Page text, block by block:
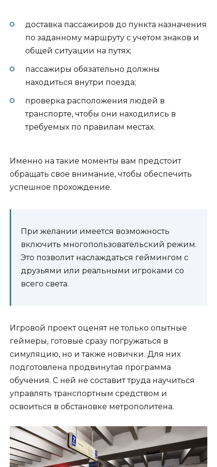
доставка пассажиров до пункта назначения
по заданному маршруту с учетом знаков и
общей ситуации на путях;
пассажиры обязательно должны
находиться внутри поезда;
проверка расположения людей в
транспорте, чтобы они находились в
требуемых по правилам местах.
Именно на такие моменты вам предстоит
обращать свое внимание, чтобы обеспечить
успешное прохождение.
При желании имеется возможность
включить многопользовательский режим.
Это позволит наслаждаться геймингом с
друзьями или реальными игроками со
всего света.
Игровой проект оценят не только опытные
геймеры, готовые сразу погружаться в
симуляцию, но и также новички. Для них
подготовлена продвинутая программа
обучения. С ней не составит труда научиться
управлять транспортным средством и
освоиться в обстановке метрополитена.